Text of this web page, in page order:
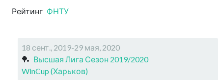
Рейтинг ФНТУ
18 сент., 2019-29 мая, 2020
🏓 Высшая Лига Сезон 2019/2020
WinCup (Харьков)